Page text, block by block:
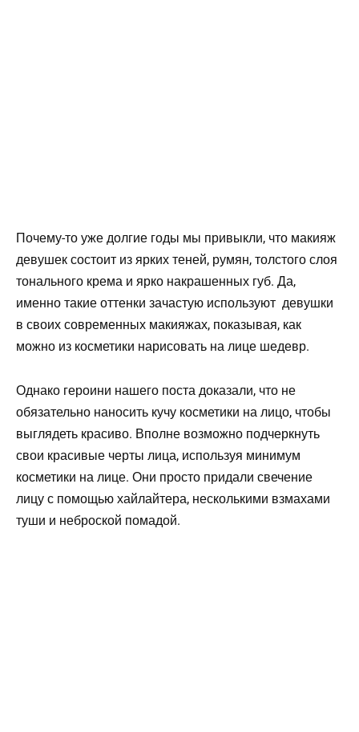
Почему-то уже долгие годы мы привыкли, что макияж
девушек состоит из ярких теней, румян, толстого слоя
тонального крема и ярко накрашенных губ. Да,
именно такие оттенки зачастую используют девушки
в своих современных макияжах, показывая, как
можно из косметики нарисовать на лице шедевр.
Однако героини нашего поста доказали, что не
обязательно наносить кучу косметики на лицо, чтобы
выглядеть красиво. Вполне возможно подчеркнуть
свои красивые черты лица, используя минимум
косметики на лице. Они просто придали свечение
лицу с помощью хайлайтера, несколькими взмахами
туши и неброской помадой.